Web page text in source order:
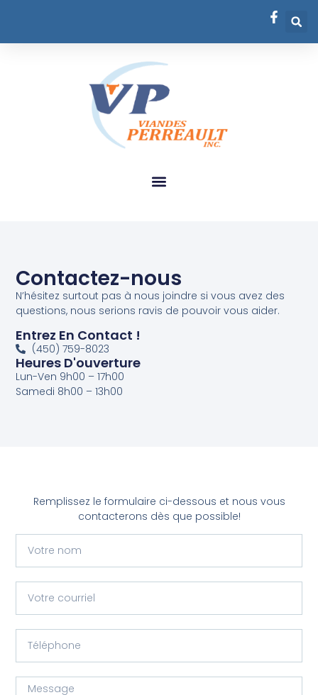
Contactez-nous
N’hésitez surtout pas à nous joindre si vous avez des
questions, nous serions ravis de pouvoir vous aider.
Entrez En Contact !
(450) 759-8023
Heures D'ouverture
Lun-Ven 9h00 – 17h00
Samedi 8h00 – 13h00
Remplissez le formulaire ci-dessous et nous vous
contacterons dès que possible!